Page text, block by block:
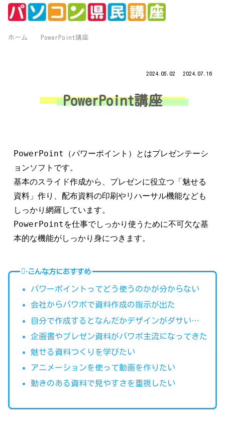
ホーム PowerPoint講座
2024.05.02 2024.07.16
PowerPoint講座
PowerPoint（パワーポイント）とはプレゼンテーシ
ョンソフトです。
基本のスライド作成から、プレゼンに役立つ「魅せる
資料」作り、配布資料の印刷やリハーサル機能なども
しっかり網羅しています。
PowerPointを仕事でしっかり使うために不可欠な基
本的な機能がしっかり身につきます。
こんな方におすすめ
パワーポイントってどう使うのかが分からない
会社からパワポで資料作成の指示が出た
自分で作成するとなんだかデザインがダサい…
企画書やプレゼン資料がパワポ主流になってきた
魅せる資料つくりを学びたい
アニメーションを使って動画を作りたい
動きのある資料で見やすさを重視したい